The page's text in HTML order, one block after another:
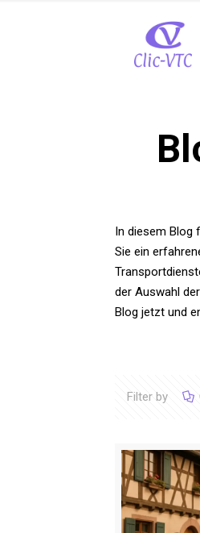
In diesem Blog
Sie ein
der Auswahl
Blog jetzt und
Filter by